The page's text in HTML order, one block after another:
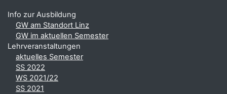
Info zur Ausbildung
GW am Standort Linz
GW im aktuellen Semester
Lehrveranstaltungen
aktuelles Semester
SS 2022
WS 2021/22
SS 2021